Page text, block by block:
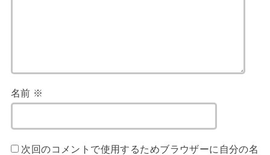
名前 ※
次回のコメントで使用するためブラウザーに自分の名